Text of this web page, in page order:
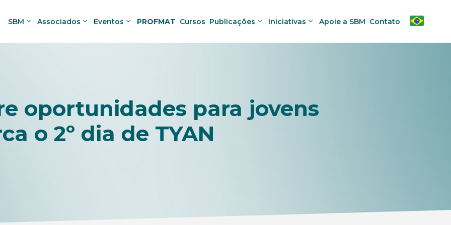
SBM Associados Eventos PROFMAT Cursos Publicações Iniciativas Apoie a SBM Contato
oportunidades para jovens
o 2º dia de TYAN